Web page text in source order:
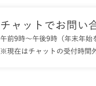
チャットでお問い
午前9時～午後9時（年末年始
※現在はチャットの受付時間外